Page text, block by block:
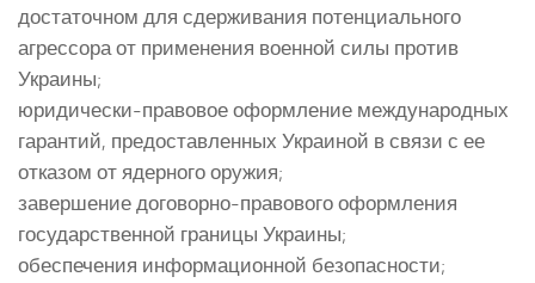
достаточном для сдерживания потенциального
агрессора от применения военной силы против
Украины;
юридически-правовое оформление международных
гарантий, предоставленных Украиной в связи с ее
отказом от ядерного оружия;
завершение договорно-правового оформления
государственной границы Украины;
обеспечения информационной безопасности;